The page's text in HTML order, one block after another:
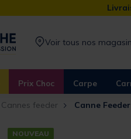
Voir tous nos
Prix Choc Carpe
Cannes feeder Canne
NOUVEAU